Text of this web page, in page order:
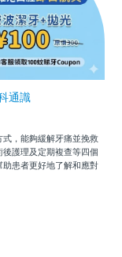
通識
，能夠緩解牙痛並挽救
護理及定期複查等四個
患者更好地了解和應對